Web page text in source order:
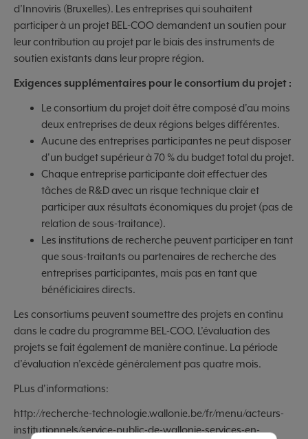
d’Innoviris (Bruxelles). Les entreprises qui souhaitent
participer à un projet BEL-COO demandent un soutien pour
leur contribution au projet par le biais des instruments de
soutien existants dans leur propre région.
Exigences supplémentaires pour le consortium du projet :
Le consortium du projet doit être composé d'au moins
deux entreprises de deux régions belges différentes.
Aucune des entreprises participantes ne peut disposer
d'un budget supérieur à 70 % du budget total du projet.
Chaque entreprise participante doit effectuer des
tâches de R&D avec un risque technique clair et
participer aux résultats économiques du projet (pas de
relation de sous-traitance).
Les institutions de recherche peuvent participer en tant
que sous-traitants ou partenaires de recherche des
entreprises participantes, mais pas en tant que
bénéficiaires directs.
Les consortiums peuvent soumettre des projets en continu
dans le cadre du programme BEL-COO. L’évaluation des
projets se fait également de manière continue. La période
d’évaluation n’excède généralement pas quatre mois.
PLus d'informations:
http://recherche-technologie.wallonie.be/fr/menu/acteurs-
institutionnels/service-public-de-wallonie-services-en-